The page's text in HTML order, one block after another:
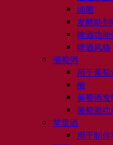
细菌
发酵助剂
啤酒功能
啤酒风格
葡萄酒
用于葡
酶
葡萄酒发
葡萄酒功
苹果酒
用于制